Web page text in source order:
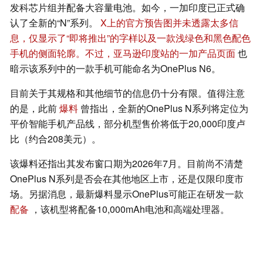
发科芯片组并配备大容量电池。如今，一加印度已正式确
认了全新的“N”系列。 X上的官方预告图并未透露太多信
息，仅显示了“即将推出”的字样以及一款浅绿色和黑色配色
手机的侧面轮廓。不过，亚马逊印度站的一加产品页面也
暗示该系列中的一款手机可能命名为OnePlus N6。
目前关于其规格和其他细节的信息仍十分有限。值得注意
的是，此前爆料 曾指出，全新的OnePlus N系列将定位为
平价智能手机产品线，部分机型售价将低于20,000印度卢
比（约合208美元）。
该爆料还指出其发布窗口期为2026年7月。目前尚不清楚
OnePlus N系列是否会在其他地区上市，还是仅限印度市
场。另据消息，最新爆料显示OnePlus可能正在研发一款
配备 ，该机型将配备10,000mAh电池和高端处理器。